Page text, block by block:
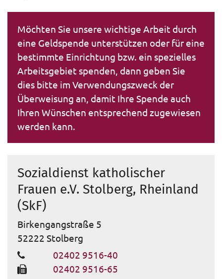
Möchten Sie unsere wichtige Arbeit durch
eine Geldspende unterstützen oder für eine
bestimmte Einrichtung bzw. ein spezielles
Arbeitsgebiet spenden, dann geben Sie
dies bitte im Verwendungszweck der
Überweisung an, damit Ihre Spende auch
Ihren Wünschen entsprechend zugewiesen
werden kann.
Sozialdienst katholischer
Frauen e.V. Stolberg, Rheinland
(SkF)
Birkengangstraße 5
52222 Stolberg
02402 9516-40
02402 9516-65